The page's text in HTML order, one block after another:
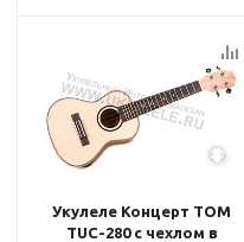
Укулеле Концерт TOM
TUC-280 с чехлом в